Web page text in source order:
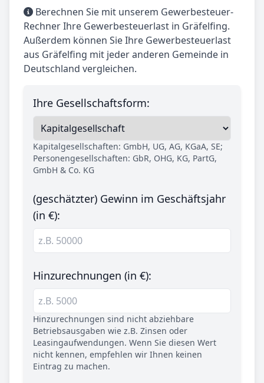
Berechnen Sie mit unserem Gewerbesteuer-
Rechner Ihre Gewerbesteuerlast in Gräfelfing.
Außerdem können Sie Ihre Gewerbesteuerlast
aus Gräfelfing mit jeder anderen Gemeinde in
Deutschland vergleichen.
Ihre Gesellschaftsform:
Kapitalgesellschaften: GmbH, UG, AG, KGaA, SE;
Personengesellschaften: GbR, OHG, KG, PartG,
GmbH & Co. KG
(geschätzter) Gewinn im Geschäftsjahr
(in €):
Hinzurechnungen (in €):
Hinzurechnungen sind nicht abziehbare
Betriebsausgaben wie z.B. Zinsen oder
Leasingaufwendungen. Wenn Sie diesen Wert
nicht kennen, empfehlen wir Ihnen keinen
Eintrag zu machen.